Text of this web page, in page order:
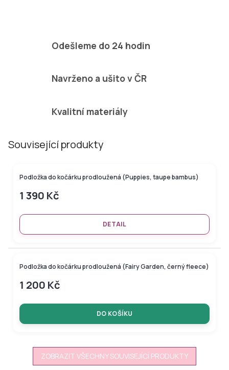
Odešleme do 24 hodin
Navrženo a ušito v ČR
Kvalitní materiály
Související produkty
BAMBUSOVÁ KOLEKCE
Podložka do kočárku prodloužená (Puppies, taupe bambus)
1 390 Kč
DETAIL
Podložka do kočárku prodloužená (Fairy Garden, černý fleece)
1 200 Kč
DO KOŠÍKU
ZOBRAZIT VŠECHNY SOUVISEJÍCÍ PRODUKTY